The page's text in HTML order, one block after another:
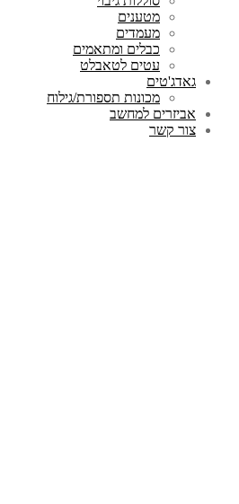
מטענים
מעמדים
כבלים ומתאמים
עטים לטאבלט
גאדג'טים
מכונות תספורת/גילוח
אביזרים למחשב
צור קשר